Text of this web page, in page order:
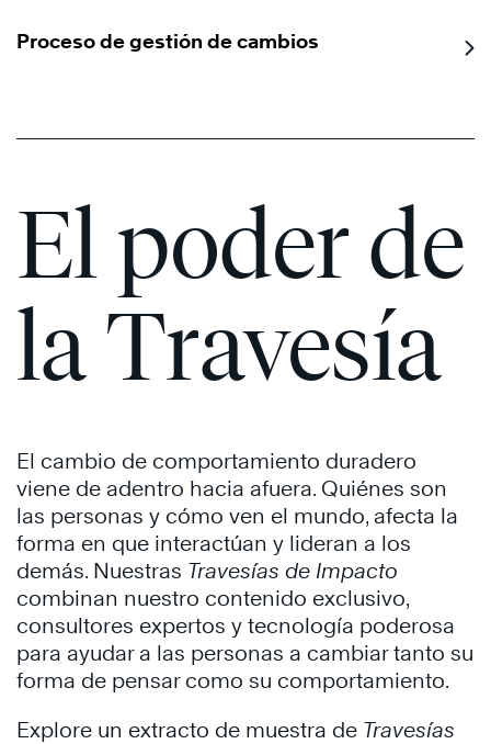
Proceso de gestión de cambios
El poder de
la Travesía
El cambio de comportamiento duradero
viene de adentro hacia afuera. Quiénes son
las personas y cómo ven el mundo, afecta la
forma en que interactúan y lideran a los
demás. Nuestras Travesías de Impacto
combinan nuestro contenido exclusivo,
consultores expertos y tecnología poderosa
para ayudar a las personas a cambiar tanto su
forma de pensar como su comportamiento.
Explore un extracto de muestra de Travesías